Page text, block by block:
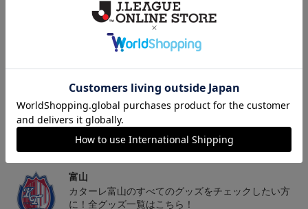
2026/27オーセンティッ
カターレ富山 ピカチュ
ウ タオルマフラー
2,500円
カターレ富山 ゴーゴー
富山
カターレ富山の2025ユニフォームを着て試合を応援
富山
カターレ富山のすべてのグッズをチェックしたい方
に！全グッズ一覧はこちら！